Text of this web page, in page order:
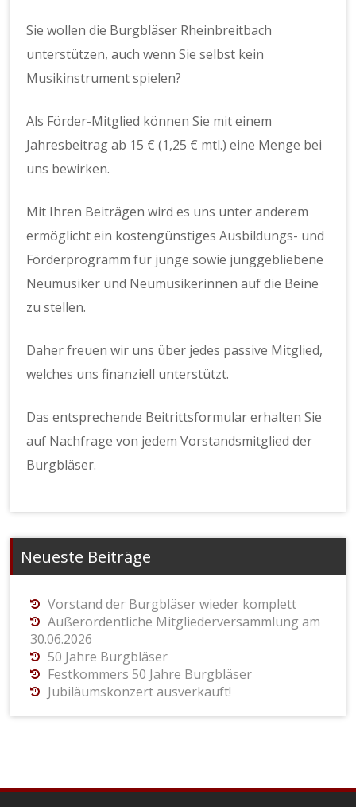
Sie wollen die Burgbläser Rheinbreitbach
unterstützen, auch wenn Sie selbst kein
Musikinstrument spielen?
Als Förder-Mitglied können Sie mit einem
Jahresbeitrag ab 15 € (1,25 € mtl.) eine Menge bei
uns bewirken.
Mit Ihren Beiträgen wird es uns unter anderem
ermöglicht ein kostengünstiges Ausbildungs- und
Förderprogramm für junge sowie junggebliebene
Neumusiker und Neumusikerinnen auf die Beine
zu stellen.
Daher freuen wir uns über jedes passive Mitglied,
welches uns finanziell unterstützt.
Das entsprechende Beitrittsformular erhalten Sie
auf Nachfrage von jedem Vorstandsmitglied der
Burgbläser.
Neueste Beiträge
Vorstand der Burgbläser wieder komplett
Außerordentliche Mitgliederversammlung am
30.06.2026
50 Jahre Burgbläser
Festkommers 50 Jahre Burgbläser
Jubiläumskonzert ausverkauft!